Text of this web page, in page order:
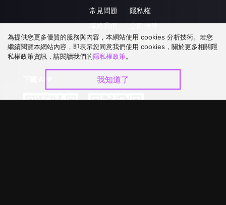
常見問題
聯絡我們
升級VIP
隱私權
公開徵件
合作洽談
為提供您更多優質的服務與內容，本網站使用 cookies 分析技術。若您
繼續閱覽本網站內容，即表示您同意我們使用 cookies，關於更多相關隱
私權政策資訊，請閱讀我們的隱私權政策。
我知道了